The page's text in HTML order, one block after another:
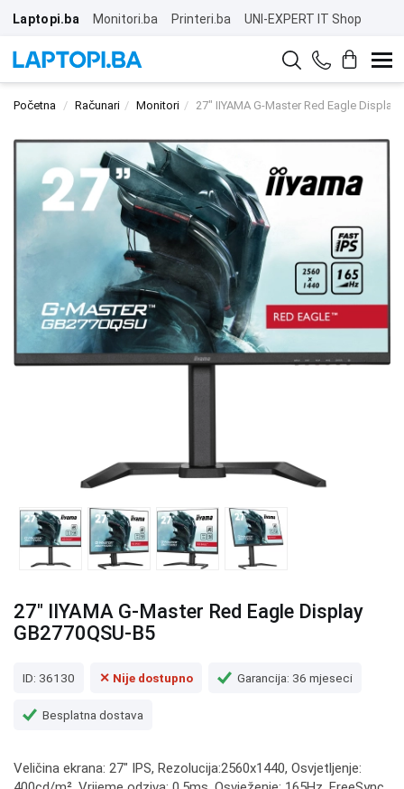
Laptopi.ba Monitori.ba Printeri.ba UNI-EXPERT IT Shop
Početna Računari Monitori 27" IIYAMA G-Master Red Eagle Display
27" IIYAMA G-Master Red Eagle Display
GB2770QSU-B5
ID: 36130 ✕ Nije dostupno Garancija: 36 mjeseci
Besplatna dostava
Veličina ekrana: 27" IPS, Rezolucija:2560x1440, Osvjetljenje: